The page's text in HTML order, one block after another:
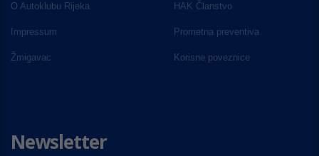
O Autoklubu Rijeka HAK Članstvo
Impressum Prometna preventiva
Žmigavac Korisne poveznice
Newsletter